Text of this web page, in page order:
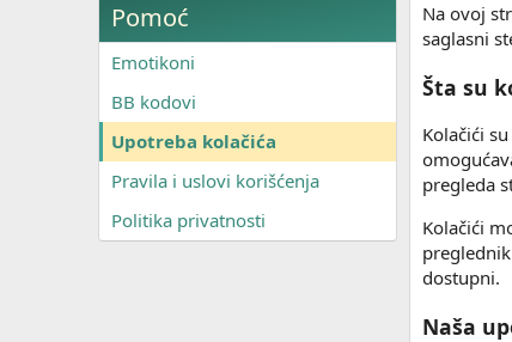
Pomoć
Emotikoni
BB kodovi
Upotreba kolačića
Pravila i uslovi korišćenja
Politika privatnosti
Na ovoj
saglasni
Šta su
Kolačići
pregleda
Kolačići
dostupni.
Naša